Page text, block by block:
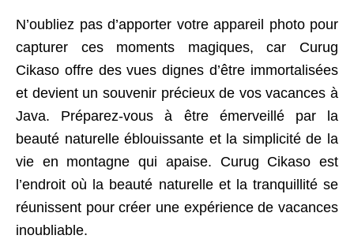
N’oubliez pas d’apporter votre appareil photo pour
capturer ces moments magiques, car Curug
Cikaso offre des vues dignes d’être immortalisées
et devient un souvenir précieux de vos vacances à
Java. Préparez-vous à être émerveillé par la
beauté naturelle éblouissante et la simplicité de la
vie en montagne qui apaise. Curug Cikaso est
l’endroit où la beauté naturelle et la tranquillité se
réunissent pour créer une expérience de vacances
inoubliable.